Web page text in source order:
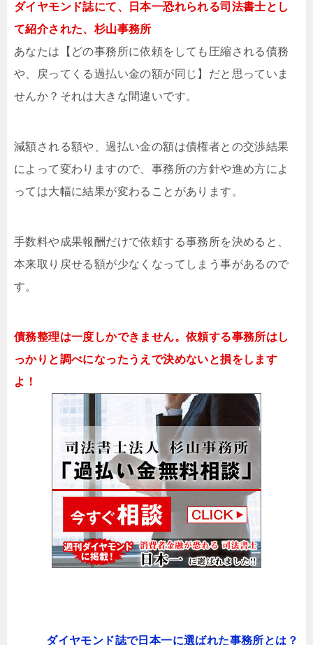
ダイヤモンド誌にて、日本一恐れられる司法書士とし
て紹介された、杉山事務所
あなたは【どの事務所に依頼をしても圧縮される債務
や、戻ってくる過払い金の額が同じ】だと思っていま
せんか？それは大きな間違いです。
減額される額や、過払い金の額は債権者との交渉結果
によって変わりますので、事務所の方針や進め方によ
っては大幅に結果が変わることがあります。
手数料や成果報酬だけで依頼する事務所を決めると、
本来取り戻せる額が少なくなってしまう事があるので
す。
債務整理は一度しかできません。依頼する事務所はし
っかりと調べになったうえで決めないと損をします
よ！
ダイヤモンド誌で日本一に選ばれた事務所とは？